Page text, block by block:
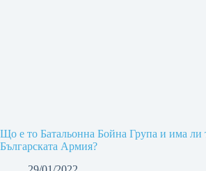
Що е то Батальонна Бойна Група и има ли
Българската Армия?